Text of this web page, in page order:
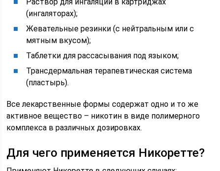
(ингаляторах);
Жевательные резинки (с нейтральным или с
мятным вкусом);
Таблетки для рассасывания под языком;
Трансдермальная терапевтическая система
(пластырь).
Все лекарственные формы содержат одно и то же
активное вещество – никотин в виде полимерного
комплекса в различных дозировках.
Для чего применяется Никоретте?